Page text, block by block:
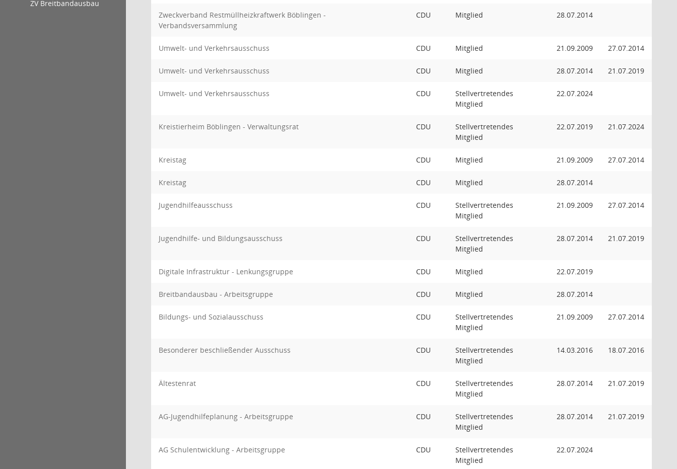
ZV Breitbandausbau
Zweckverband Restmüllheizkraftwerk Böblingen -
Verbandsversammlung
CDU Mitglied 28.07.2014
Umwelt- und Verkehrsausschuss CDU Mitglied 21.09.2009 27.07.2014
Umwelt- und Verkehrsausschuss CDU Mitglied 28.07.2014 21.07.2019
Umwelt- und Verkehrsausschuss CDU
Stellvertretendes
Mitglied
22.07.2024
Kreistierheim Böblingen - Verwaltungsrat CDU
Stellvertretendes
Mitglied
22.07.2019 21.07.2024
Kreistag CDU Mitglied 21.09.2009 27.07.2014
Kreistag CDU Mitglied 28.07.2014
Jugendhilfeausschuss CDU
Stellvertretendes
Mitglied
21.09.2009 27.07.2014
Jugendhilfe- und Bildungsausschuss CDU
Stellvertretendes
Mitglied
28.07.2014 21.07.2019
Digitale Infrastruktur - Lenkungsgruppe CDU Mitglied 22.07.2019
Breitbandausbau - Arbeitsgruppe CDU Mitglied 28.07.2014
Bildungs- und Sozialausschuss CDU
Stellvertretendes
Mitglied
21.09.2009 27.07.2014
Besonderer beschließender Ausschuss CDU
Stellvertretendes
Mitglied
14.03.2016 18.07.2016
Ältestenrat CDU
Stellvertretendes
Mitglied
28.07.2014 21.07.2019
AG-Jugendhilfeplanung - Arbeitsgruppe CDU
Stellvertretendes
Mitglied
28.07.2014 21.07.2019
AG Schulentwicklung - Arbeitsgruppe CDU
Stellvertretendes
Mitglied
22.07.2024